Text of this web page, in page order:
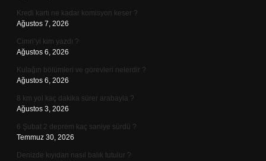
Kredi kartı ne kadar komisyon keser ?
Ağustos 7, 2026
Cimri’yi kim yazdı ?
Ağustos 6, 2026
Kulağın bölümleri ve görevleri nelerdir ?
Ağustos 6, 2026
8 km yol kaç dakika sürer arabayla ?
Ağustos 3, 2026
6 Şubat 2 deprem kaç saniye sürdü ?
Temmuz 30, 2026
Denizde kıyıdan nasıl balık tutulur ?